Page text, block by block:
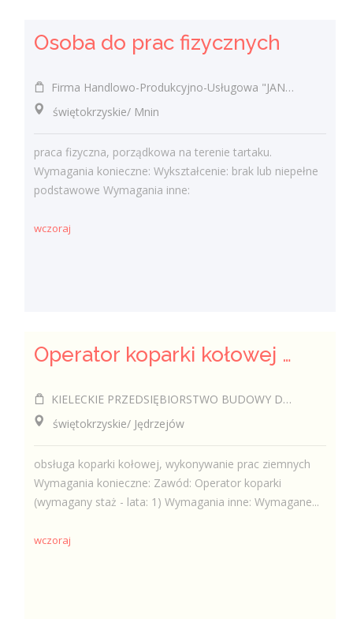
Osoba do prac fizycznych
Firma Handlowo-Produkcyjno-Usługowa "JAN-DREW" Krzysztof Kabała
świętokrzyskie/ Mnin
praca fizyczna, porządkowa na terenie tartaku.
Wymagania konieczne: Wykształcenie: brak lub niepełne
podstawowe Wymagania inne:
wczoraj
Operator koparki kołowej k/m
KIELECKIE PRZEDSIĘBIORSTWO BUDOWY DRÓG I MOSTÓW SPÓŁKA Z OGRANICZONĄ ODPOWIEDZIALNOŚCIĄ
świętokrzyskie/ Jędrzejów
obsługa koparki kołowej, wykonywanie prac ziemnych
Wymagania konieczne: Zawód: Operator koparki
(wymagany staż - lata: 1) Wymagania inne: Wymagane...
wczoraj